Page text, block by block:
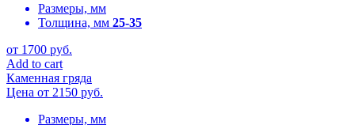
Размеры, мм
Толщина, мм 25-35
от 1700 руб.
Add to cart
Каменная гряда
Цена от 2150 руб.
Размеры, мм